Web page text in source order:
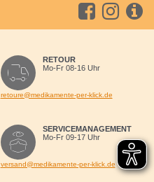
RETOUR
Mo-Fr 08-16 Uhr
retoure@medikamente-per-klick.de
SERVICEMANAGEMENT
Mo-Fr 09-17 Uhr
versand@medikamente-per-klick.de